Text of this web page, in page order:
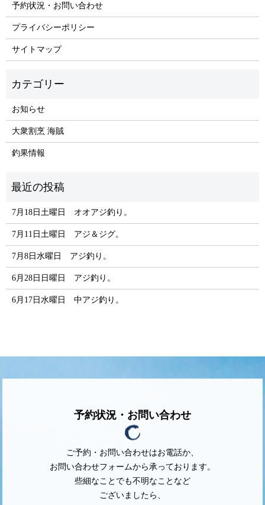
予約状況・お問い合わせ
プライバシーポリシー
サイトマップ
お知らせ
大衆割烹 海賊
釣果情報
7月18日土曜日 オオアジ釣り。
7月11日土曜日 アジ＆ジグ。
7月8日水曜日 アジ釣り。
6月28日日曜日 アジ釣り。
6月17日水曜日 中アジ釣り。
予約状況・お問い合わせ
ご予約・お問い合わせはお電話か、
お問い合わせフォームから承っております。
些細なことでも不明なことなど
ございましたら、